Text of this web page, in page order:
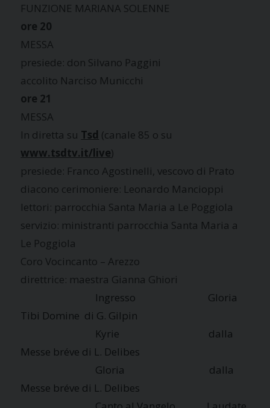
FUNZIONE MARIANA SOLENNE
ore 20
MESSA
presiede: don Silvano Paggini
accolito Narciso Municchi
ore 21
MESSA
In diretta su Tsd (canale 85 o su
www.tsdtv.it/live)
presiede: Franco Agostinelli, vescovo di Prato
diacono cerimoniere: Leonardo Mancioppi
lettori: parrocchia Santa Maria a Le Poggiola
servizio: ministranti parrocchia Santa Maria a
Le Poggiola
Coro Vocincanto – Arezzo
direttrice: maestra Gianna Ghiori
Ingresso Gloria
Tibi Domine di G. Gilpin
Kyrie dalla
Messe bréve di L. Delibes
Gloria dalla
Messe bréve di L. Delibes